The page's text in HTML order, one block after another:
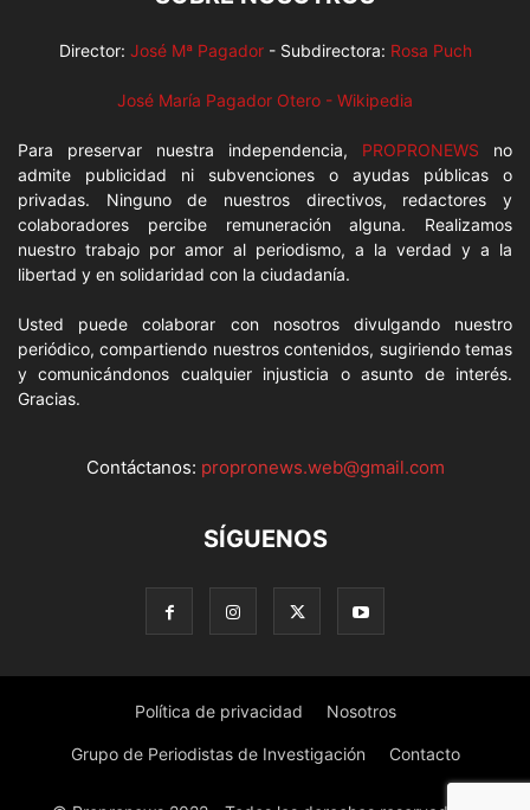
Director: José Mª Pagador- Subdirectora: Rosa Puch
José María Pagador Otero - Wikipedia
Para preservar nuestra independencia, PROPRONEWS no
admite publicidad ni subvenciones o ayudas públicas o
privadas. Ninguno de nuestros directivos, redactores y
colaboradores percibe remuneración alguna. Realizamos
nuestro trabajo por amor al periodismo, a la verdad y a la
libertad y en solidaridad con la ciudadanía.
Usted puede colaborar con nosotros divulgando nuestro
periódico, compartiendo nuestros contenidos, sugiriendo temas
y comunicándonos cualquier injusticia o asunto de interés.
Gracias.
Contáctanos: propronews.web@gmail.com
SÍGUENOS
Política de privacidad Nosotros
Grupo de Periodistas de Investigación Contacto